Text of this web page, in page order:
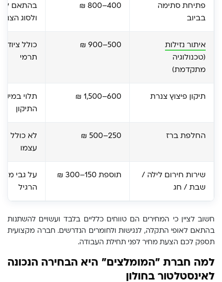
פתיחת סתימה
בביוב
400–800 ₪
בהתאם
ולסוג
איתור נזילות
(טכנולוגיה
מתקדמת)
500–900 ₪
כולל ציוד
תרמי
תיקון פיצוץ צנרת 600–1,500 ₪
תלוי
התיקון
החלפת ברז 250–500 ₪
לא כולל
עצמו
שירות חירום לילה /
שבת / חג
תוספת 150–300 ₪
על גבי
הרגיל
חשוב לציין כי המחירים הם טווחים כלליים בלבד ועשויים להשתנות
בהתאם לאופי התקלה, לנגישות ולחומרים הנדרשים. חברה מקצועית
תספק לכם הצעת מחיר לפני תחילת העבודה.
למה חברת "המומלצים" היא הבחירה הנכונה
לאינסטלטור בחולון